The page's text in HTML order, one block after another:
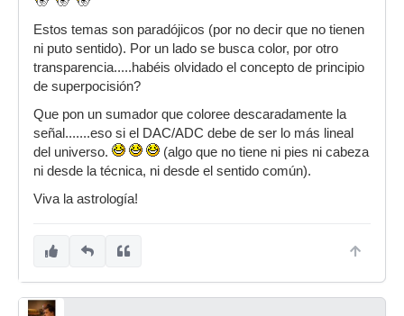
Pero por otra parte veo una chorrada comprarse
un sumador. Asi soy yo.
Estos temas son paradójicos (por no decir que no tienen
ni puto sentido). Por un lado se busca color, por otro
transparencia.....habéis olvidado el concepto de principio
de superpocisión?
Que pon un sumador que coloree descaradamente la
señal.......eso si el DAC/ADC debe de ser lo más lineal
del universo.
(algo que no tiene ni pies ni cabeza
ni desde la técnica, ni desde el sentido común).
Viva la astrología!